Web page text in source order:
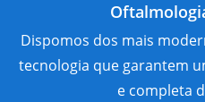
Dispomos dos mais
tecnologia que garantem
e completa